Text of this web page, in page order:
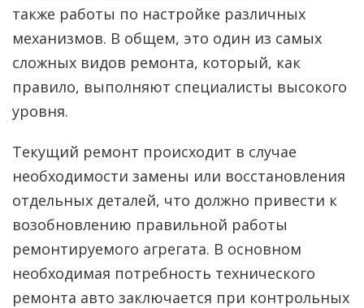
также работы по настройке различных
механизмов. В общем, это один из самых
сложных видов ремонта, который, как
правило, выполняют специалисты высокого
уровня.
Текущий ремонт происходит в случае
необходимости замены или восстановления
отдельных деталей, что должно привести к
возобновлению правильной работы
ремонтируемого агрегата. В основном
необходимая потребность технического
ремонта авто заключается при контрольных